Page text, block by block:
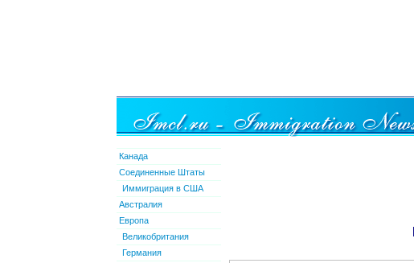
Канада
Соединенные Штаты
Иммиграция в США
Австралия
Европа
Великобритания
Германия